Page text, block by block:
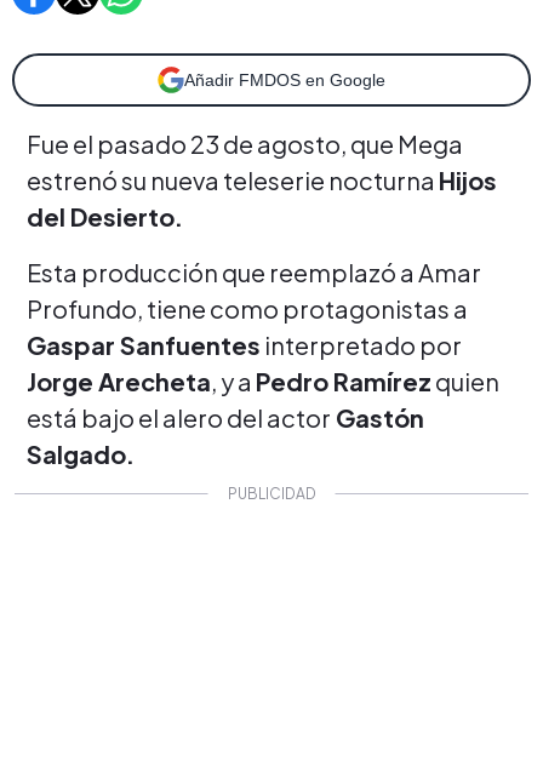
Añadir FMDOS en Google
Fue el pasado 23 de agosto, que Mega
estrenó su nueva teleserie nocturna Hijos
del Desierto.
Esta producción que reemplazó a Amar
Profundo, tiene como protagonistas a
Gaspar Sanfuentes interpretado por
Jorge Arecheta, y a Pedro Ramírez quien
está bajo el alero del actor Gastón
Salgado.